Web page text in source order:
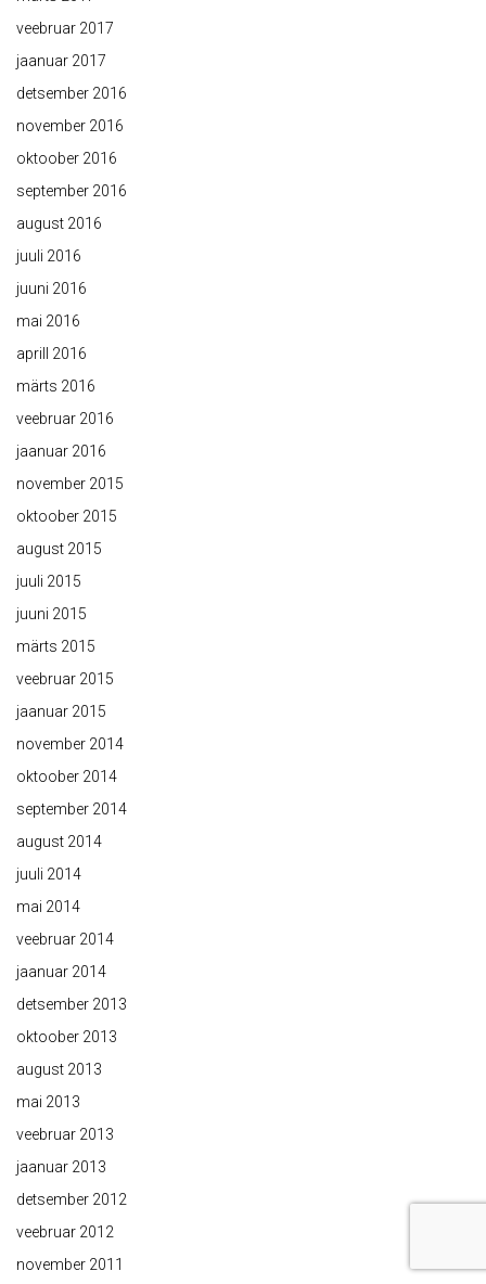
veebruar 2017
jaanuar 2017
detsember 2016
november 2016
oktoober 2016
september 2016
august 2016
juuli 2016
juuni 2016
mai 2016
aprill 2016
märts 2016
veebruar 2016
jaanuar 2016
november 2015
oktoober 2015
august 2015
juuli 2015
juuni 2015
märts 2015
veebruar 2015
jaanuar 2015
november 2014
oktoober 2014
september 2014
august 2014
juuli 2014
mai 2014
veebruar 2014
jaanuar 2014
detsember 2013
oktoober 2013
august 2013
mai 2013
veebruar 2013
jaanuar 2013
detsember 2012
veebruar 2012
november 2011